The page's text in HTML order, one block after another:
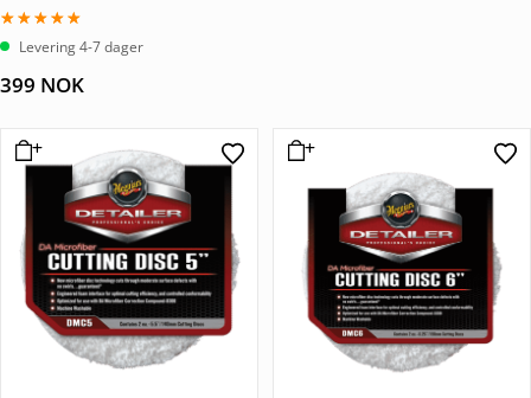
Vurdert
5.00Levering 4-7 dager
399 NOK